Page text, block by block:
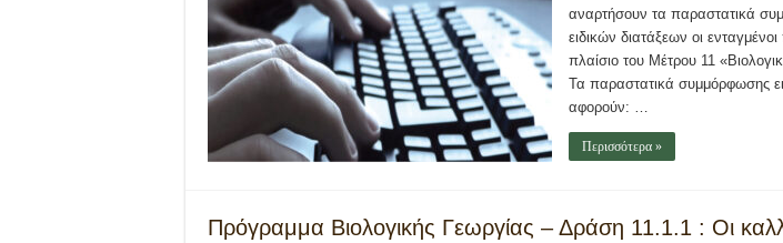
αναρτήσουν τα παραστατικά
ειδικών διατάξεων οι
πλαίσιο του Μέτρου 11
Τα παραστατικά συμμόρφωσης
αφορούν: …
Περισσότερα »
Πρόγραμμα Βιολογικής Γεωργίας – Δράση 11.1.1 : Οι